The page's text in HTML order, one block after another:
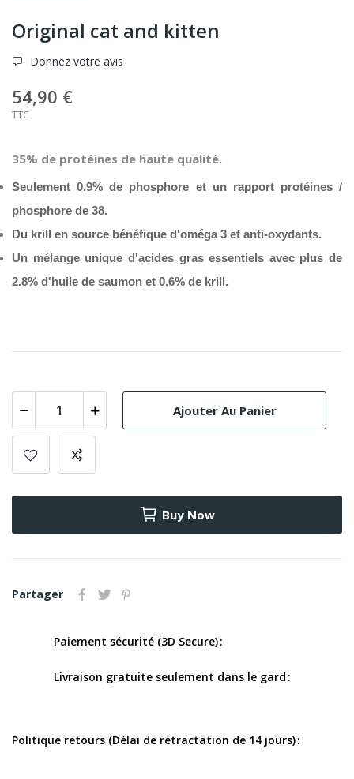
Original cat and kitten
Donnez votre avis
54,90 €
TTC
35% de protéines de haute qualité.
Seulement 0.9% de phosphore et un rapport protéines /
phosphore de 38.
Du krill en source bénéfique d'oméga 3 et anti-oxydants.
Un mélange unique d'acides gras essentiels avec plus de
2.8% d'huile de saumon et 0.6% de krill.
Ajouter Au Panier
Buy Now
Partager
Paiement sécurité (3D Secure)
Livraison gratuite seulement dans le gard
Politique retours (Délai de rétractation de 14 jours)